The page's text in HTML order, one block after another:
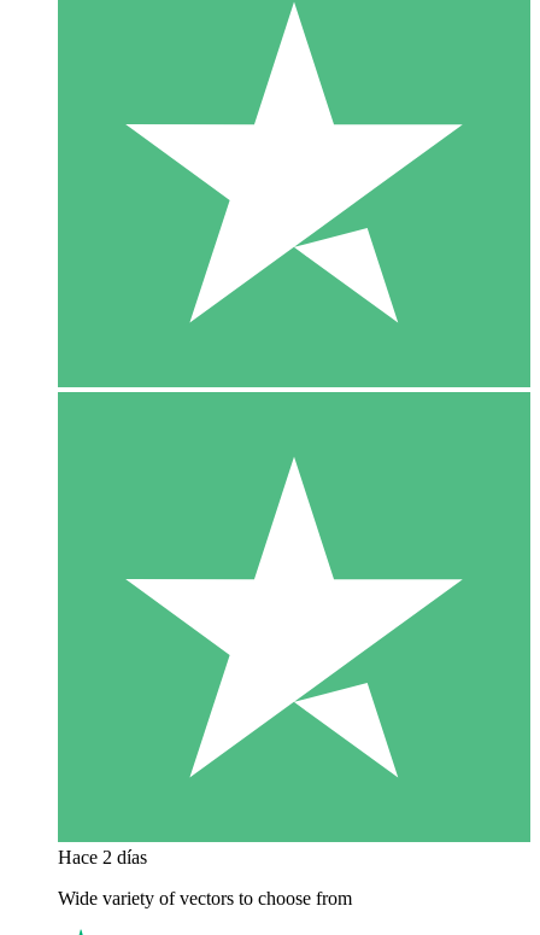
Hace 2 días
Wide variety of vectors to choose from